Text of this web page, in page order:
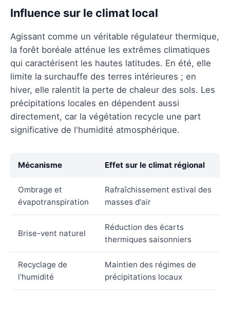
Influence sur le climat local
Agissant comme un véritable régulateur thermique,
la forêt boréale atténue les extrêmes climatiques
qui caractérisent les hautes latitudes. En été, elle
limite la surchauffe des terres intérieures ; en
hiver, elle ralentit la perte de chaleur des sols. Les
précipitations locales en dépendent aussi
directement, car la végétation recycle une part
significative de l'humidité atmosphérique.
Mécanisme Effet sur le climat régional
Ombrage et
évapotranspiration
Rafraîchissement estival des
masses d'air
Brise-vent naturel
Réduction des écarts
thermiques saisonniers
Recyclage de
l'humidité
Maintien des régimes de
précipitations locaux